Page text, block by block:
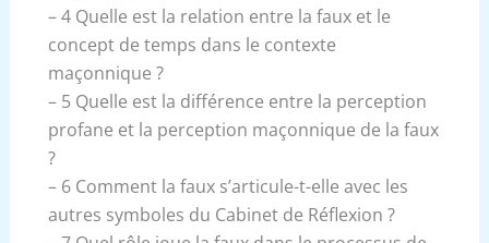
– 4 Quelle est la relation entre la faux et le
concept de temps dans le contexte
maçonnique ?
– 5 Quelle est la différence entre la perception
profane et la perception maçonnique de la faux
?
– 6 Comment la faux s’articule-t-elle avec les
autres symboles du Cabinet de Réflexion ?